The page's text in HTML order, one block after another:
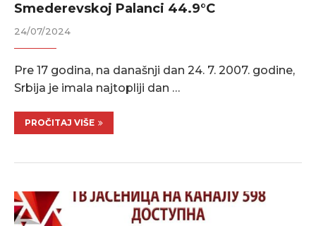
Smederevskoj Palanci 44.9°C
24/07/2024
Pre 17 godina, na današnji dan 24. 7. 2007. godine,
Srbija je imala najtopliji dan …
PROČITAJ VIŠE